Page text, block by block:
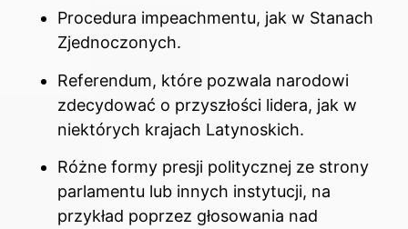
Procedura impeachmentu, jak w Stanach
Zjednoczonych.
Referendum, które pozwala narodowi
zdecydować o przyszłości lidera, jak w
niektórych krajach Latynoskich.
Różne formy presji politycznej ze strony
parlamentu lub innych instytucji, na
przykład poprzez głosowania nad